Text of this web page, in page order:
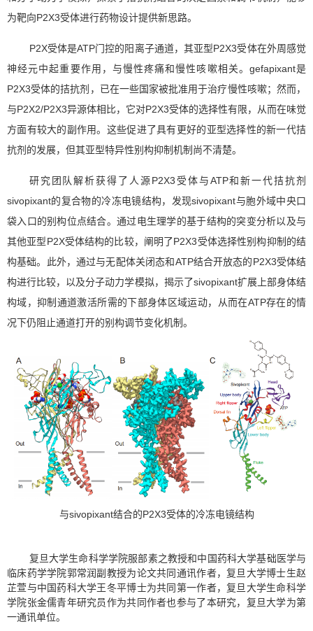
为靶向P2X3受体进行药物设计提供新思路。
P2X受体是ATP门控的阳离子通道，其亚型P2X3受体在外周感觉
神经元中起重要作用，与慢性疼痛和慢性咳嗽相关。 gefapixant是
P2X3受体的拮抗剂，已在一些国家被批准用于治疗慢性咳嗽；然而，
与P2X2/P2X3异源体相比，它对P2X3受体的选择性有限，从而在味觉
方面有较大的副作用。这些促进了具有更好的亚型选择性的新一代拮
抗剂的发展，但其亚型特异性别构抑制机制尚不清楚。
研究团队解析获得了人源 P2X3 受体与 ATP和新一代拮抗剂
sivopixant的复合物的冷冻电镜结构，发现sivopixant与胞外域中央口
袋入口的别构位点结合。通过电生理学的基于结构的突变分析以及与
其他亚型 P2X受体结构的比较，阐明了P2X3 受体选择性别构抑制的结
构基础。此外，通过与无配体关闭态和 ATP结合开放态的 P2X3受体结
构进行比较，以及分子动力学模拟，揭示了sivopixant扩展上部身体结
构域，抑制通道激活所需的下部身体区域运动，从而在ATP存在的情
况下仍阻止通道打开的别构调节变化机制。
与sivopixant结合的P2X3受体的冷冻电镜结构
复旦大学生命科学学院服部素之教授和中国药科大学基础医学与
临床药学学院郭常润副教授为论文共同通讯作者，复旦大学博士生赵
芷萱与中国药科大学王冬平博士为共同第一作者，复旦大学生命科学
学院张金儒青年研究员作为共同作者也参与了本研究，复旦大学为第
一通讯单位。